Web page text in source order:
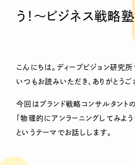
う！〜ビジネス戦略
こんにちは。ディープビジョン研究所
いつもお読みいただき、ありがとうご
今回はブランド戦略コンサルタント
「物理的にアンラーニングしてみよう
というテーマでお話しします。